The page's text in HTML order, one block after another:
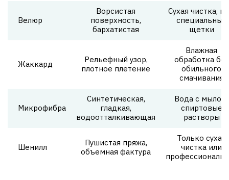
Велюр
Ворсистая
поверхность,
бархатистая
Сухая чистка,
специальные
щетки
Жаккард
Рельефный узор,
плотное плетение
Влажная
обработка без
обильного
смачивания
Микрофибра
Синтетическая,
гладкая,
водоотталкивающая
Вода с мылом,
спиртовые
растворы
Шенилл
Пушистая пряжа,
объемная фактура
Только сухая
чистка или